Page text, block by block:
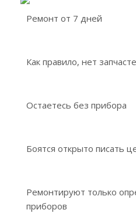
Ремонт от 7 дней
Как правило, нет
Остаетесь без прибора
Боятся открыто писать
Ремонтируют только
приборов